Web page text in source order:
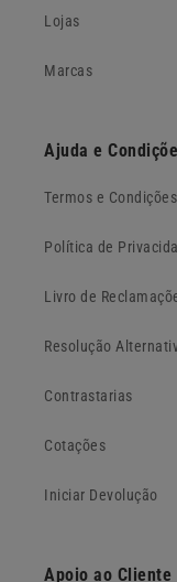
Lojas
Marcas
Ajuda e
Termos e Condições
Política de
Livro de
Resolução
Contrastarias
Cotações
Iniciar Devolução
Apoio ao Cliente